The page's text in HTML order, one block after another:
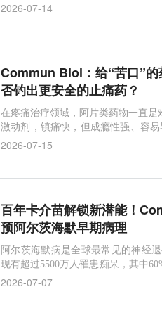
2026-07-14
Commun Biol：给“苦口”
否钓出更安全的止痛药？
在疼痛治疗领域，阿片类药物一直
激动剂，镇痛快，但成瘾性强、容
据显示，全球约
2026-07-15
百年卡介苗解锁新潜能！
预阿尔茨海默早期病理
阿尔茨海默病是全球最常见的神经
现有超过5500万人罹患痴呆，其中
这一数字预计在2050年将攀升至1.39亿
2026-07-07